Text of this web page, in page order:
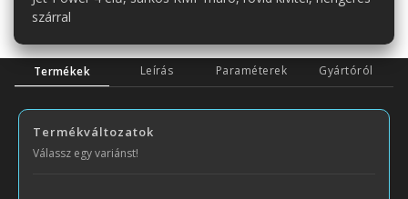
szárral
Termékek Leírás Paraméterek Gyártóról
Termékváltozatok
Válassz egy variánst!